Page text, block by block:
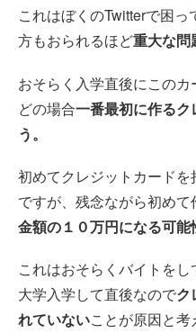
これはぼくのTwitterで困
方もおられるほど重大な問
おそらく入学直後にこの
どの場合一番最初に作るク
う。
初めてクレジットカード
ですが、残念ながら初め
金額の１０万円になる可
これはおそらくバイトをし
大学入学して直後なのでク
れていないことが原因と考